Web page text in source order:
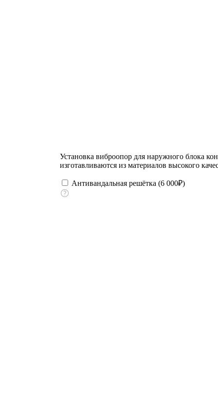
Установка виброопор для наружного блока
изготавливаются из материалов высокого
Антивандальная решётка (6 000₽)